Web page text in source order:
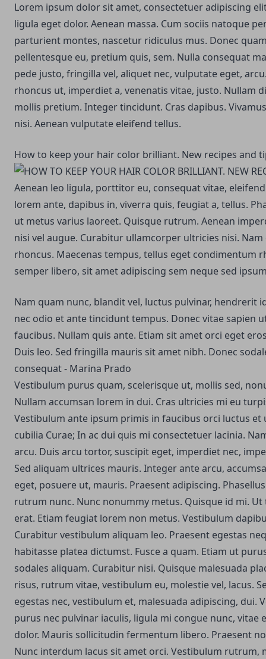
Lorem ipsum dolor sit amet, consectetuer adipiscing
ligula eget dolor. Aenean massa. Cum sociis natoque
parturient montes, nascetur ridiculus mus. Donec
pellentesque eu, pretium quis, sem. Nulla consequat
pede justo, fringilla vel, aliquet nec, vulputate eget,
rhoncus ut, imperdiet a, venenatis vitae, justo. Nullam
mollis pretium. Integer tincidunt. Cras dapibus.
nisi. Aenean vulputate eleifend tellus.
How to keep your hair color brilliant. New recipes and
Aenean leo ligula, porttitor eu, consequat vitae,
lorem ante, dapibus in, viverra quis, feugiat a, tellus.
ut metus varius laoreet. Quisque rutrum. Aenean
nisi vel augue. Curabitur ullamcorper ultricies nisi. Nam
rhoncus. Maecenas tempus, tellus eget condimentum
semper libero, sit amet adipiscing sem neque sed
Nam quam nunc, blandit vel, luctus pulvinar, hendrerit
nec odio et ante tincidunt tempus. Donec vitae sapien
faucibus. Nullam quis ante. Etiam sit amet orci eget
Duis leo. Sed fringilla mauris sit amet nibh. Donec
consequat - Marina Prado
Vestibulum purus quam, scelerisque ut, mollis sed,
Nullam accumsan lorem in dui. Cras ultricies mi eu
Vestibulum ante ipsum primis in faucibus orci luctus et
cubilia Curae; In ac dui quis mi consectetuer lacinia.
arcu. Duis arcu tortor, suscipit eget, imperdiet nec,
Sed aliquam ultrices mauris. Integer ante arcu,
eget, posuere ut, mauris. Praesent adipiscing.
rutrum nunc. Nunc nonummy metus. Quisque id mi.
erat. Etiam feugiat lorem non metus. Vestibulum
Curabitur vestibulum aliquam leo. Praesent egestas
habitasse platea dictumst. Fusce a quam. Etiam ut
sodales aliquam. Curabitur nisi. Quisque malesuada
risus, rutrum vitae, vestibulum eu, molestie vel, lacus.
egestas nec, vestibulum et, malesuada adipiscing, dui.
purus nec pulvinar iaculis, ligula mi congue nunc, vitae
dolor. Mauris sollicitudin fermentum libero. Praesent
Nunc interdum lacus sit amet orci. Vestibulum rutrum,